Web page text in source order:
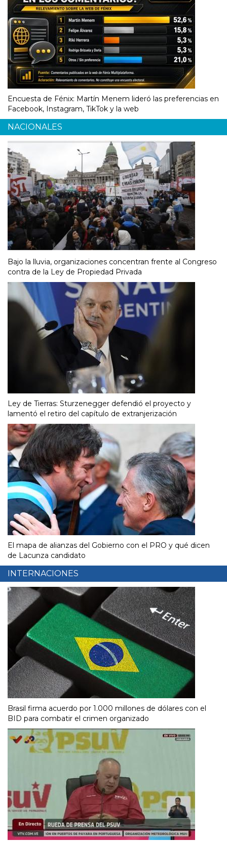
Encuesta de Fénix: Martín Menem lideró las preferencias en
Facebook, Instagram, TikTok y la web
NACIONALES
Bajo la lluvia, organizaciones concentran frente al Congreso
contra de la Ley de Propiedad Privada
Ley de Tierras: Sturzenegger defendió el proyecto y
lamentó el retiro del capítulo de extranjerización
El mapa de alianzas del Gobierno con el PRO y qué dicen
de Lacunza candidato
INTERNACIONES
Brasil firma acuerdo por 1.000 millones de dólares con el
BID para combatir el crimen organizado